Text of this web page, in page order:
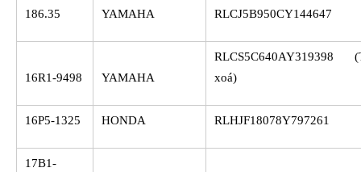
186.35
YAMAHA RLCJ5B950CY144647
16R1-9498 YAMAHA
RLCS5C640AY319398
xoá)
16P5-1325 HONDA RLHJF18078Y797261
17B1-